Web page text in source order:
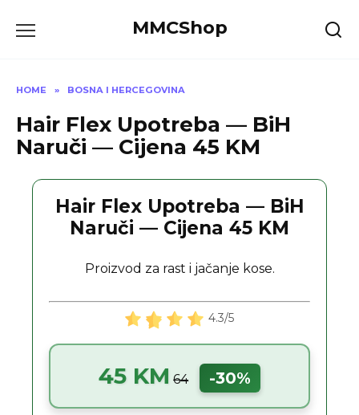
MMCShop
HOME » BOSNA I HERCEGOVINA
Hair Flex Upotreba — BiH
Naruči — Cijena 45 KM
Hair Flex Upotreba — BiH
Naruči — Cijena 45 KM
Proizvod za rast i jačanje kose.
4.3/5
45 KM 64 -30%